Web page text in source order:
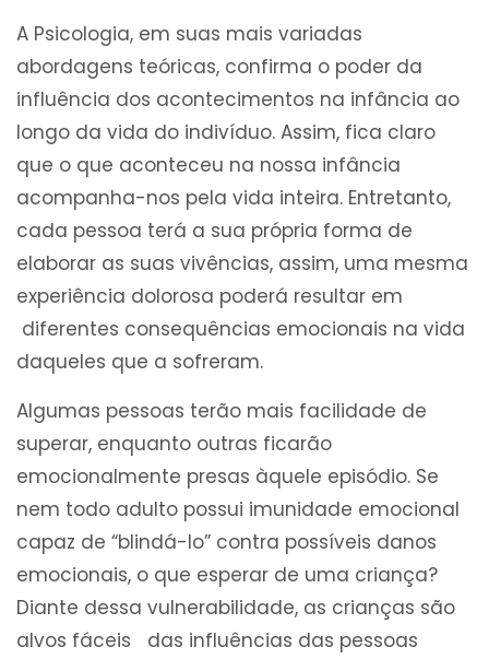
A Psicologia, em suas mais variadas
abordagens teóricas, confirma o poder da
influência dos acontecimentos na infância ao
longo da vida do indivíduo. Assim, fica claro
que o que aconteceu na nossa infância
acompanha-nos pela vida inteira. Entretanto,
cada pessoa terá a sua própria forma de
elaborar as suas vivências, assim, uma mesma
experiência dolorosa poderá resultar em
diferentes consequências emocionais na vida
daqueles que a sofreram.
Algumas pessoas terão mais facilidade de
superar, enquanto outras ficarão
emocionalmente presas àquele episódio. Se
nem todo adulto possui imunidade emocional
capaz de “blindá-lo” contra possíveis danos
emocionais, o que esperar de uma criança?
Diante dessa vulnerabilidade, as crianças são
alvos fáceis das influências das pessoas